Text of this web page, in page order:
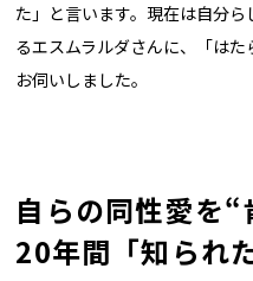
た」と言います。現在は自分
るエスムラルダさんに、「は
お伺いしました。
自らの同性愛を
20年間「知られ